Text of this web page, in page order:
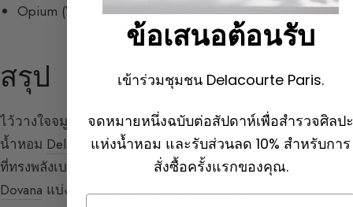
Opium (YSL) + Un Jardin sur le Nil (Hermès)
สรุป
ไว้วางใจจมูกของคุณ ทดลอง จดบันทึกความสำเร็จ ด้วย
น้ำหอม Delacourte Parisคุณสามารถ เช่น ทำให้น้ำหอม
ที่ทรงพลังเบาลงด้วยลมหายใจอ่อนโยนและมัสก์ของ
Dovana แบ่งปันผลงานสร้างสรรค์ของคุณกับเรา!
ข้อเสนอต้อนรับ
เข้าร่วมชุมชน Delacourte Paris.
จดหมายหนึ่งฉบับต่อสัปดาห์เพื่อสำรวจศิลปะ
แห่งน้ำหอม และรับส่วนลด 10% สำหรับการ
สั่งซื้อครั้งแรกของคุณ.